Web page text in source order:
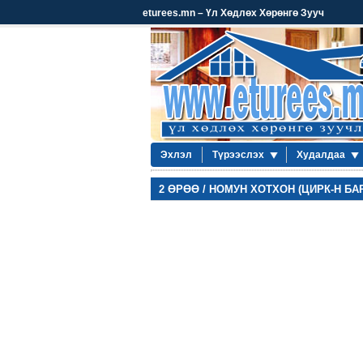
eturees.mn – Үл Хөдлөх Хөрөнгө Зууч
Эхлэл Түрээслэх Худалдаа
2 ӨРӨӨ / НОМУН ХОТХОН (ЦИРК-Н